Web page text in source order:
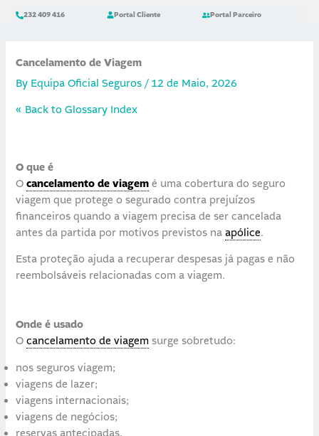
content
232 409 416 Portal Cliente Portal Parceiro
Cancelamento de Viagem
By Equipa Oficial Seguros/ 12 de Maio, 2026
« Back to Glossary Index
O que é
Ocancelamento de viagem é uma cobertura do seguro
viagem que protege o segurado contra prejuízos
financeiros quando a viagem precisa de ser cancelada
antes da partida por motivos previstos naapólice.
Esta proteção ajuda a recuperar despesas já pagas e não
reembolsáveis relacionadas com a viagem.
Onde é usado
Ocancelamento de viagem surge sobretudo:
nos seguros viagem;
viagens de lazer;
viagens internacionais;
viagens de negócios;
reservas antecipadas.